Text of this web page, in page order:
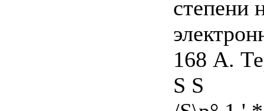
степени
168 А.
S S